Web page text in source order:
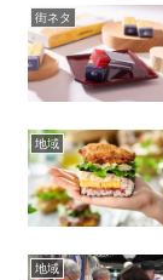
街ネタ
地域
地域